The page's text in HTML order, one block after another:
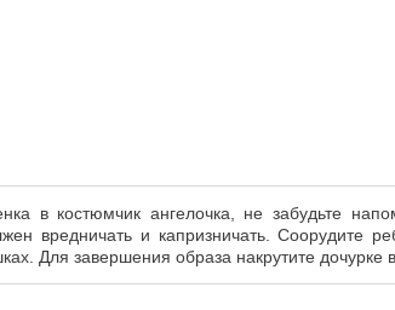
в костюмчик ангелочка, не забудьте
вредничать и капризничать. Соорудите
Для завершения образа накрутите дочурке